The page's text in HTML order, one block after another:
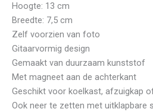
Hoogte: 13 cm
Breedte: 7,5 cm
Zelf voorzien van foto
Gitaarvormig design
Gemaakt van duurzaam kunststof
Met magneet aan de achterkant
Geschikt voor koelkast, afzuigkap
Ook neer te zetten met uitklapbare